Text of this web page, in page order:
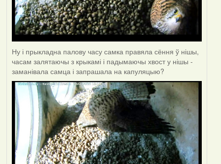
Ну і прыкладна палову часу самка правяла сёння ў нішы,
часам залятаючы з крыкамі і падымаючы хвост у нішы -
заманівала самца і запрашала на капуляцыю?